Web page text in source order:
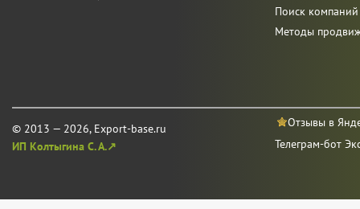
© 2013 — 2026, Export-base.ru
ИП Колтыгина С. А.↗
Поиск
Методы
Отзывы в
Телеграм-бот